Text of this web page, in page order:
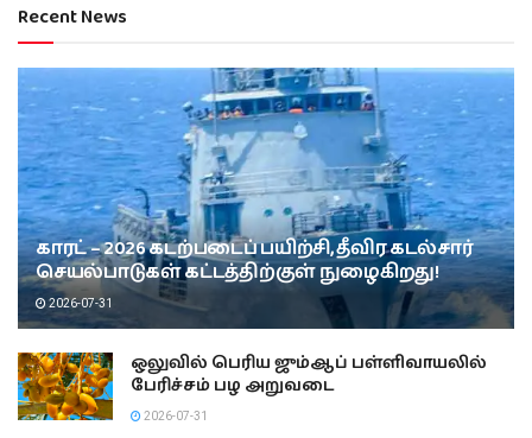
Recent News
காரட் – 2026 கடற்படைப் பயிற்சி, தீவிர கடல்சார்
செயல்பாடுகள் கட்டத்திற்குள் நுழைகிறது!
2026-07-31
ஒலுவில் பெரிய ஜும்ஆப் பள்ளிவாயலில்
பேரிச்சம் பழ அறுவடை
2026-07-31